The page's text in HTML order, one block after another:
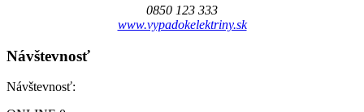
0850 123 333
www.vypadokelektriny.sk
Návštevnosť
Návštevnosť: